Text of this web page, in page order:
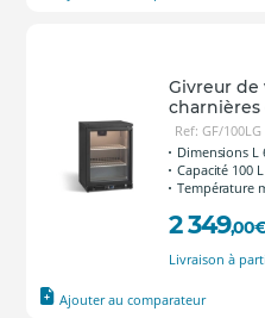
Givreur de
charnières
Ref: GF/100LG
Dimensions L
Capacité 100 L
Température
2 349,00
Livraison à
Ajouter au comparateur